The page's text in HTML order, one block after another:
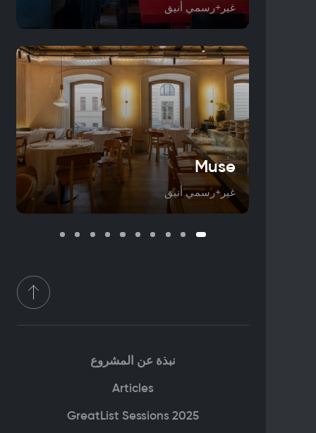
غير+رسمي أنيق
Muse
غير+رسمي أنيق
نبذة عن المشروع
Articles
GreatList Sessions 2025